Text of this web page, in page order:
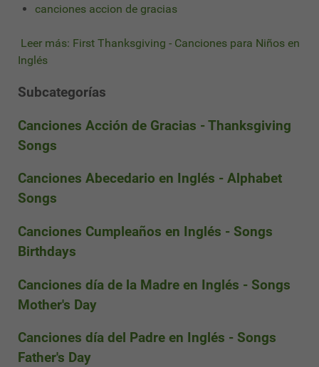
canciones accion de gracias
Leer más: First Thanksgiving - Canciones para Niños en
Inglés
Subcategorías
Canciones Acción de Gracias - Thanksgiving
Songs
Canciones Abecedario en Inglés - Alphabet
Songs
Canciones Cumpleaños en Inglés - Songs
Birthdays
Canciones día de la Madre en Inglés - Songs
Mother's Day
Canciones día del Padre en Inglés - Songs
Father's Day